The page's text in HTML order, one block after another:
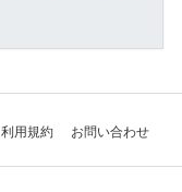
利用規約 お問い合わせ